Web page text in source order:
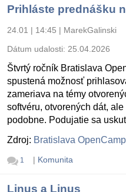
Prihláste prednášku
24.01 | 14:45 | MarekGalinski
Dátum udalosti: 25.04.2026
Štvrtý ročník Bratislava
spustená možnosť
zameriava na témy
softvéru, otvorených dát,
podobne. Podujatie sa
Zdroj: Bratislava OpenCamp
1 | Komunita
Linus a Linus